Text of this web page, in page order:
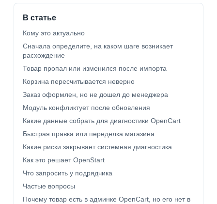
В статье
Кому это актуально
Сначала определите, на каком шаге возникает
расхождение
Товар пропал или изменился после импорта
Корзина пересчитывается неверно
Заказ оформлен, но не дошел до менеджера
Модуль конфликтует после обновления
Какие данные собрать для диагностики OpenCart
Быстрая правка или переделка магазина
Какие риски закрывает системная диагностика
Как это решает OpenStart
Что запросить у подрядчика
Частые вопросы
Почему товар есть в админке OpenCart, но его нет в